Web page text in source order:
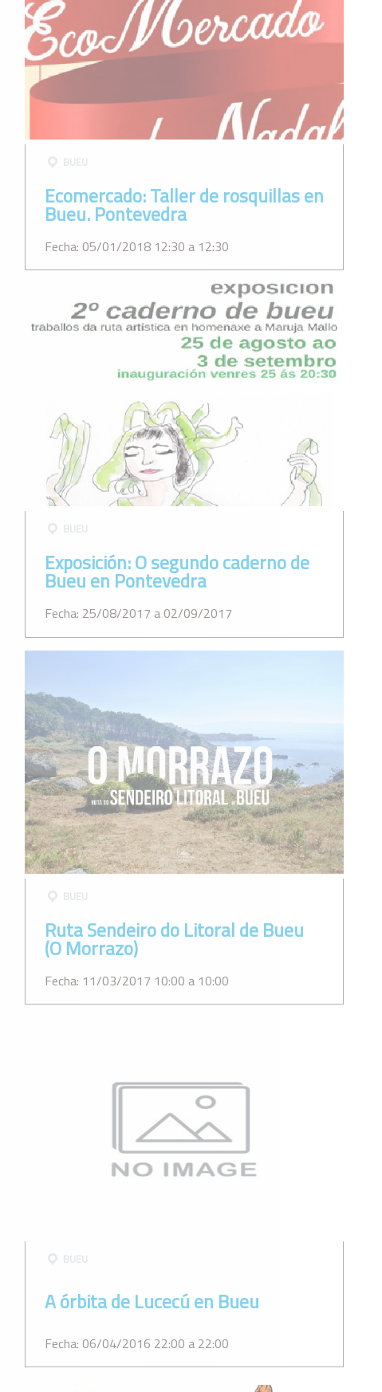
BUEU
Ecomercado: Taller de rosquillas en
Bueu. Pontevedra
Fecha: 05/01/2018 12:30 a 12:30
BUEU
Exposición: O segundo caderno de
Bueu en Pontevedra
Fecha: 25/08/2017 a 02/09/2017
BUEU
Ruta Sendeiro do Litoral de Bueu
(O Morrazo)
Fecha: 11/03/2017 10:00 a 10:00
BUEU
A órbita de Lucecú en Bueu
Fecha: 06/04/2016 22:00 a 22:00